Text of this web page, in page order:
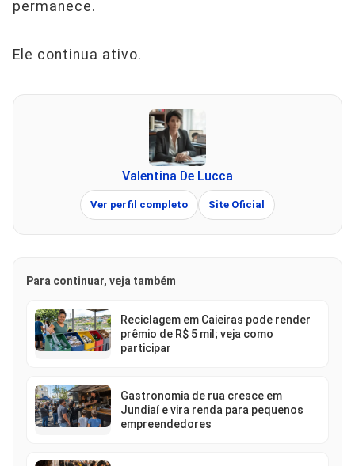
permanece.
Ele continua ativo.
Valentina De Lucca
Ver perfil completo Site Oficial
Para continuar, veja também
Reciclagem em Caieiras pode render
prêmio de R$ 5 mil; veja como
participar
Gastronomia de rua cresce em
Jundiaí e vira renda para pequenos
empreendedores